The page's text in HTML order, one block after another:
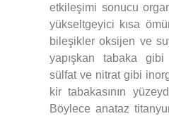
etkileşimi sonucu
yükseltgeyici kısa
bileşikler oksijen ve
yapışkan tabaka
sülfat ve nitrat gibi
kir tabakasının
Böylece anataz